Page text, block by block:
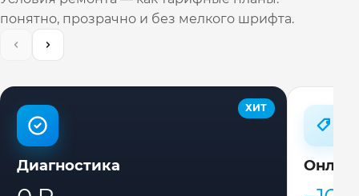
понятно, прозрачно и без мелкого шрифта.
ХИТ
Диагностика